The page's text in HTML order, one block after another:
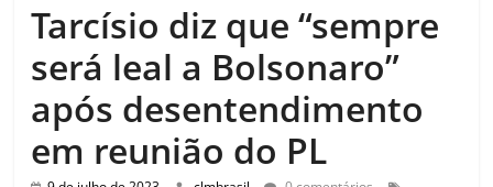
Tarcísio diz que “sempre
será leal a Bolsonaro”
após desentendimento
em reunião do PL